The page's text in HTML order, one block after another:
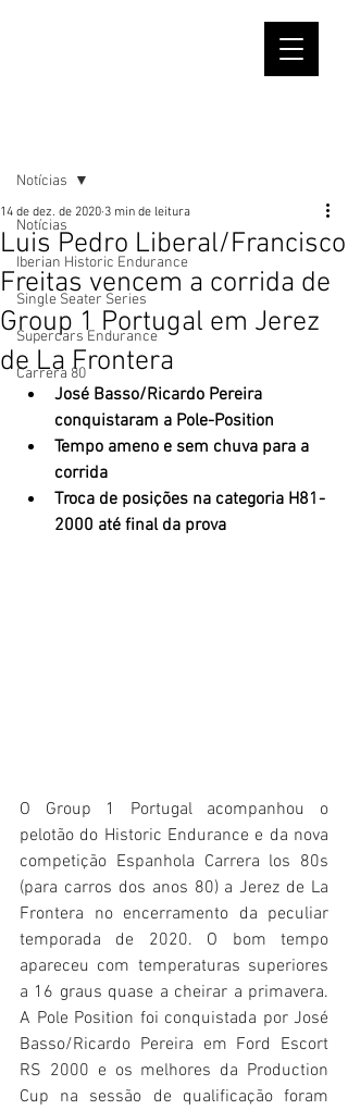
Notícias
Iberian Historic Endurance
Single Seater Series
Supercars Endurance
Carrera 80
Notícias
Luis Pedro Liberal/Francisco
Freitas vencem a corrida de
Group 1 Portugal em Jerez
de La Frontera
14 de dez. de 2020 3 min de leitura
José Basso/Ricardo Pereira
conquistaram a Pole-Position
Tempo ameno e sem chuva para a
corrida
Troca de posições na categoria H81-
2000 até final da prova
O Group 1 Portugal acompanhou o
pelotão do Historic Endurance e da nova
competição Espanhola Carrera los 80s
(para carros dos anos 80) a Jerez de La
Frontera no encerramento da peculiar
temporada de 2020. O bom tempo
apareceu com temperaturas superiores
a 16 graus quase a cheirar a primavera.
A Pole Position foi conquistada por José
Basso/Ricardo Pereira em Ford Escort
RS 2000 e os melhores da Production
Cup na sessão de qualificação foram